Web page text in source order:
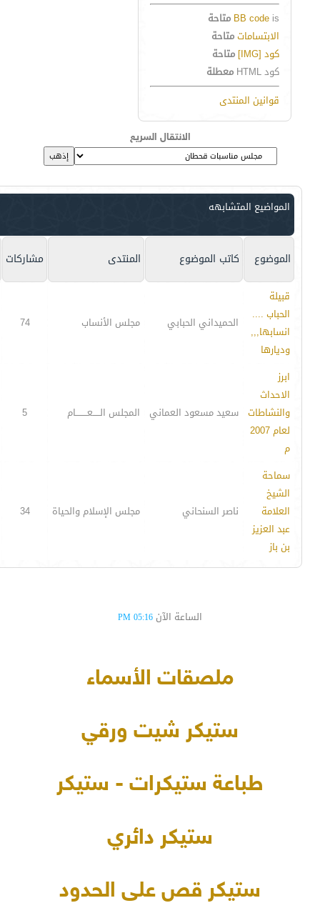
BB code is
متاحة
الابتساماتمتاحة
كود [IMG]
متاحة
كود HTML
معطلة
قوانين المنتدى
الانتقال السريع
المواضيع المتشابهه
الموضوع كاتب الموضوع المنتدى مشاركات
قبيلة
الحباب ....
انسابها,,,
وديارها
الحميداني الحبابي مجلس الأنساب 74
ابرز
الاحداث
والنشاطات
لعام 2007
م
سعيد مسعود العماني المجلس الـــــعــــــــام 5
سماحة
الشيخ
العلامة
عبد العزيز
بن باز
ناصر السنحاني مجلس الإسلام والحياة 34
الساعة الآن 05:16 PM
ملصقات الأسماء
ستيكر شيت ورقي
طباعة ستيكرات - ستيكر
ستيكر دائري
ستيكر قص على الحدود